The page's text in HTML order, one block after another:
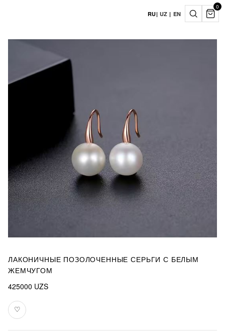
RU| UZ | EN
0
ЛАКОНИЧНЫЕ ПОЗОЛОЧЕННЫЕ СЕРЬГИ С БЕЛЫМ
ЖЕМЧУГОМ
425000 UZS
♡
В
избранное